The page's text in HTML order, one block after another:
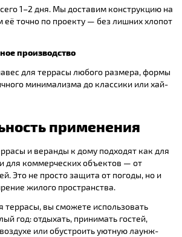
1–2 дня. Мы доставим конструкцию на
её точно по проекту — без лишних хлопот
производство
для террасы любого размера, формы
минимализма до классики или хай-
применения
и веранды к дому подходят как для
для коммерческих объектов — от
Это не просто защита от погоды, но и
жилого пространства.
террасы, вы сможете использовать
год: отдыхать, принимать гостей,
или обустроить уютную лаунж-